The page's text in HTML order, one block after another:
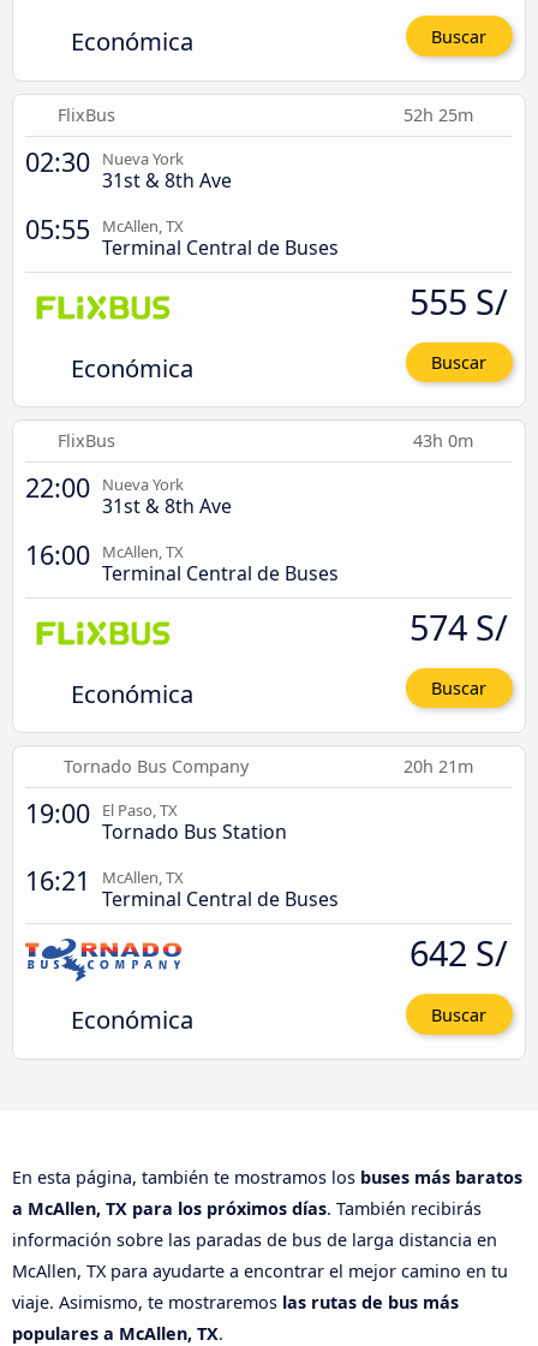
Económica Buscar
FlixBus 52h 25m
02:30 Nueva York
31st & 8th Ave
05:55 McAllen, TX
Terminal Central de Buses
Económica
555 S/
Buscar
FlixBus 43h 0m
22:00 Nueva York
31st & 8th Ave
16:00 McAllen, TX
Terminal Central de Buses
Económica
574 S/
Buscar
Tornado Bus Company 20h 21m
19:00 El Paso, TX
Tornado Bus Station
16:21 McAllen, TX
Terminal Central de Buses
Económica
642 S/
Buscar
En esta página, también te mostramos los buses más baratos
a McAllen, TX para los próximos días. También recibirás
información sobre las paradas de bus de larga distancia en
McAllen, TX para ayudarte a encontrar el mejor camino en tu
viaje. Asimismo, te mostraremos las rutas de bus más
populares a McAllen, TX.